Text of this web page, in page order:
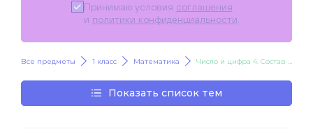
Принимаю условия соглашения
и политики конфиденциальности
Все предметы 1 класс Математика Число и цифра 4. Состав числа 4. Отношения «длиннее», «короче»
Показать список тем